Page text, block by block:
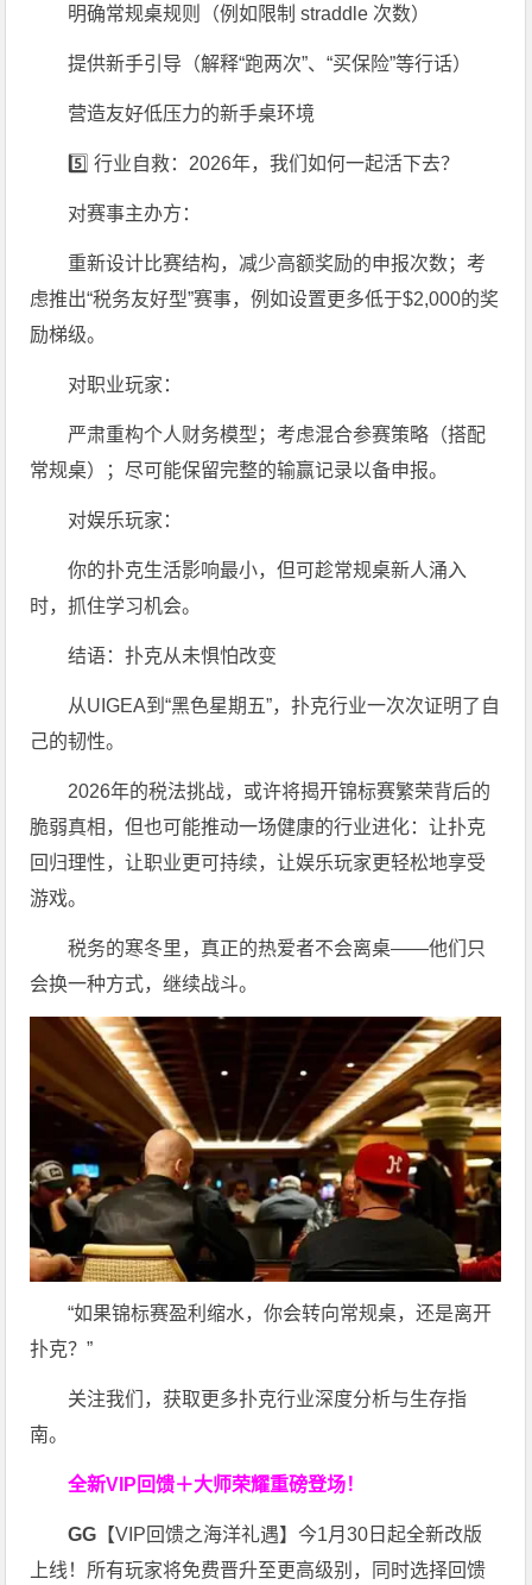
明确常规桌规则（例如限制 straddle 次数）
提供新手引导（解释“跑两次”、“买保险”等行话）
营造友好低压力的新手桌环境
5️⃣ 行业自救：2026年，我们如何一起活下去？
对赛事主办方：
重新设计比赛结构，减少高额奖励的申报次数；考
虑推出“税务友好型”赛事，例如设置更多低于$2,000的奖
励梯级。
对职业玩家：
严肃重构个人财务模型；考虑混合参赛策略（搭配
常规桌）；尽可能保留完整的输赢记录以备申报。
对娱乐玩家：
你的扑克生活影响最小，但可趁常规桌新人涌入
时，抓住学习机会。
结语：扑克从未惧怕改变
从UIGEA到“黑色星期五”，扑克行业一次次证明了自
己的韧性。
2026年的税法挑战，或许将揭开锦标赛繁荣背后的
脆弱真相，但也可能推动一场健康的行业进化：让扑克
回归理性，让职业更可持续，让娱乐玩家更轻松地享受
游戏。
税务的寒冬里，真正的热爱者不会离桌——他们只
会换一种方式，继续战斗。
“如果锦标赛盈利缩水，你会转向常规桌，还是离开
扑克？”
关注我们，获取更多扑克行业深度分析与生存指
南。
全新VIP回馈＋大师荣耀重磅登场！
GG 【VIP回馈之海洋礼遇】今1月30日起全新改版
上线！所有玩家将免费晋升至更高级别，同时选择回馈